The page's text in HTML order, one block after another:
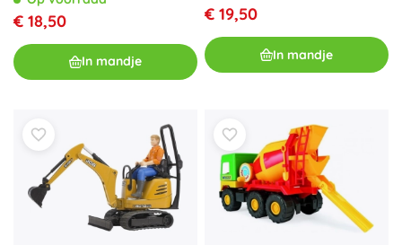
€ 18,50
In mandje
€ 19,50
In mandje